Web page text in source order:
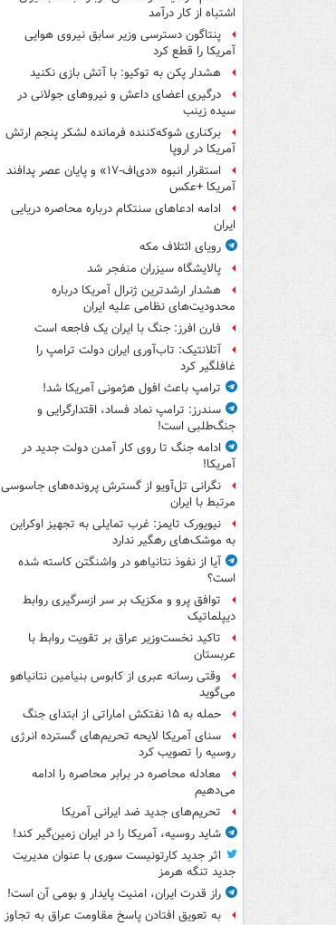
اشتباه از کار درآمد
پنتاگون دسترسی وزیر سابق نیروی هوایی
آمریکا را قطع کرد
هشدار پکن به توکیو: با آتش بازی نکنید
درگیری اعضای داعش و نیروهای جولانی در
سیده زینب
برکناری شوکه‌کننده فرمانده لشکر پنجم ارتش
آمریکا در اروپا
استقرار انبوه «دی‌اف‑۱۷» و پایان عصر پدافند
آمریکا +عکس
ادامه ادعاهای سنتکام درباره محاصره دریایی
ایران
رویای ائتلاف مکه
پالایشگاه سیزران منفجر شد
هشدار ارشدترین ژنرال آمریکا درباره
محدودیت‌های نظامی علیه ایران
فارن افرز: جنگ با ایران یک فاجعه است
آتلانتیک: تاب‌آوری ایران دولت ترامپ را
غافلگیر کرد
ترامپ باعث افول هژمونی آمریکا شد!
سندرز: ترامپ نماد فساد، اقتدارگرایی و
جنگ‌طلبی است!
ادامه جنگ تا روی کار آمدن دولت جدید در
آمریکا!
نگرانی تل‌آویو از گسترش پرونده‌های جاسوسی
مرتبط با ایران
نیویورک تایمز: غرب تمایلی به تجهیز اوکراین
به موشک‌های رهگیر ندارد
آیا از نفوذ نتانیاهو در واشنگتن کاسته شده
است؟
توافق پرو و مکزیک بر سر ازسرگیری روابط
دیپلماتیک
تاکید نخست‌وزیر عراق بر تقویت روابط با
عربستان
وقتی رسانه عبری از کابوس بنیامین نتانیاهو
می‌گوید
حمله به ۱۵ نفتکش‌ اماراتی از ابتدای جنگ
سنای آمریکا لایحه تحریم‌های گسترده انرژی
روسیه را تصویب کرد
معادله محاصره در برابر محاصره را ادامه
می‌دهیم
تحریم‌های جدید ضد ایرانی آمریکا
شاید روسیه، آمریکا را در ایران زمین‌گیر کند!
اثر جدید کارتونیست سوری با عنوان مدیریت
جدید تنگه هرمز
راز قدرت ایران، امنیت پایدار و بومی آن است!
به تعویق افتادن پاسخ مقاومت عراق به تجاوز